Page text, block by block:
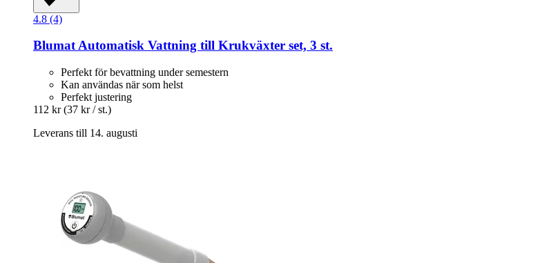
4.8 (4)
BlumatAutomatisk Vattning till Krukväxter set, 3 st.
Perfekt för bevattning under semestern
Kan användas när som helst
Perfekt justering
112 kr (37 kr / st.)
Leverans till 14. augusti